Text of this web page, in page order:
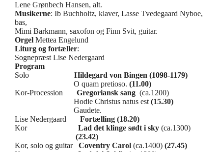
Lene Grønbech Hansen, alt.
Musikerne: Ib Buchholtz, klaver, Lasse Tvedegaard Nyboe,
bas,
Mimi Barkmann, saxofon og Finn Svit, guitar.
Orgel Mettea Engelund
Liturg og fortæller:
Sognepræst Lise Nedergaard
Program
Solo Hildegard von Bingen (1098-1179)
O quam pretioso. (11.00)
Kor-Procession Gregoriansk sang (ca.1200)
Hodie Christus natus est (15.30)
Gaudete.
Lise Nedergaard Fortælling (18.20)
Kor Lad det klinge sødt i sky (ca.1300)
(23.42)
Kor, solo og guitar Coventry Carol (ca.1400) (27.45)